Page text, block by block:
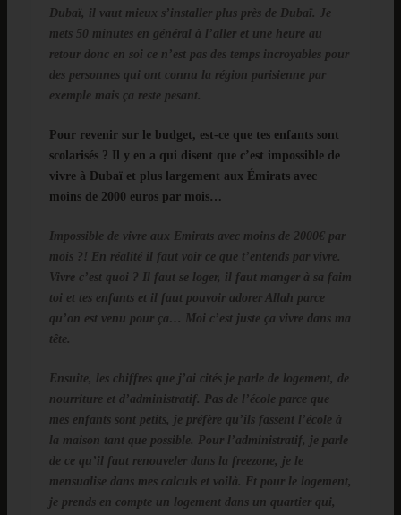
Dubaï, il vaut mieux s’installer plus près de Dubaï. Je
mets 50 minutes en général à l’aller et une heure au
retour donc en soi ce n’est pas des temps incroyables pour
des personnes qui ont connu la région parisienne par
exemple mais ça reste pesant.
Pour revenir sur le budget, est-ce que tes enfants sont
scolarisés ? Il y en a qui disent que c’est impossible de
vivre à Dubaï et plus largement aux Émirats avec
moins de 2000 euros par mois…
Impossible de vivre aux Emirats avec moins de 2000€ par
mois ?! En réalité il faut voir ce que t’entends par vivre.
Vivre c’est quoi ? Il faut se loger, il faut manger à sa faim
toi et tes enfants et il faut pouvoir adorer Allah parce
qu’on est venu pour ça… Moi c’est juste ça vivre dans ma
tête.
Ensuite, les chiffres que j’ai cités je parle de logement, de
nourriture et d’administratif. Pas de l’école parce que
mes enfants sont petits, je préfère qu’ils fassent l’école à
la maison tant que possible. Pour l’administratif, je parle
de ce qu’il faut renouveler dans la freezone, je le
mensualise dans mes calculs et voilà. Et pour le logement,
je prends en compte un logement dans un quartier qui,